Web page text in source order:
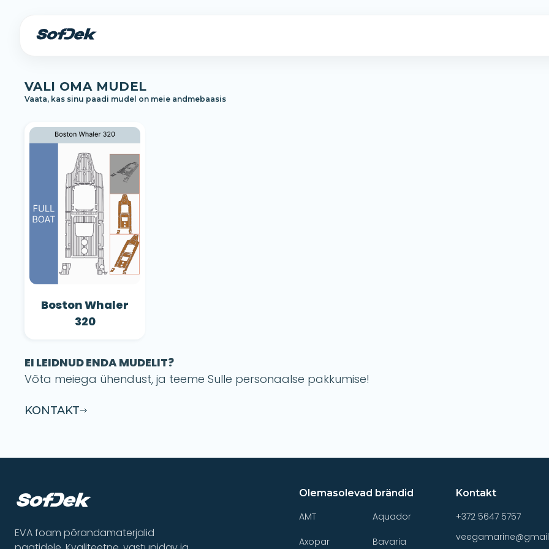
VALI OMA MUDEL
Vaata, kas sinu paadi mudel on meie andmebaasis
Boston Whaler
320
EI LEIDNUD ENDA MUDELIT?
Võta meiega ühendust, ja teeme Sulle personaalse pakkumise!
KONTAKT
EVA foam põrandamaterjalid
Olemasolevad brändid
AMT Aquador
Axopar Bavaria
Kontakt
+372 5647 5757